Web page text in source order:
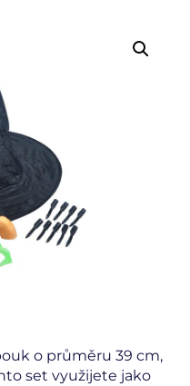
o průměru 39 cm,
set využijete jako